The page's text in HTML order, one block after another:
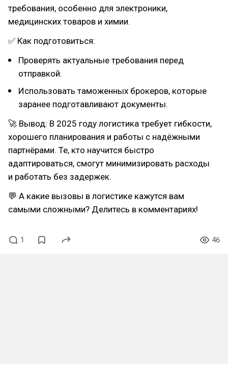
требования, особенно для электроники,
медицинских товаров и химии.
✅ Как подготовиться:
Проверять актуальные требования перед
отправкой.
Использовать таможенных брокеров, которые
заранее подготавливают документы.
🚀 Вывод: В 2025 году логистика требует гибкости,
хорошего планирования и работы с надёжными
партнёрами. Те, кто научится быстро
адаптироваться, смогут минимизировать расходы
и работать без задержек.
💬 А какие вызовы в логистике кажутся вам
самыми сложными? Делитесь в комментариях!
1 46